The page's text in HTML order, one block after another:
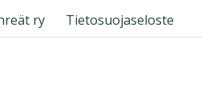
ry Tietosuojaseloste